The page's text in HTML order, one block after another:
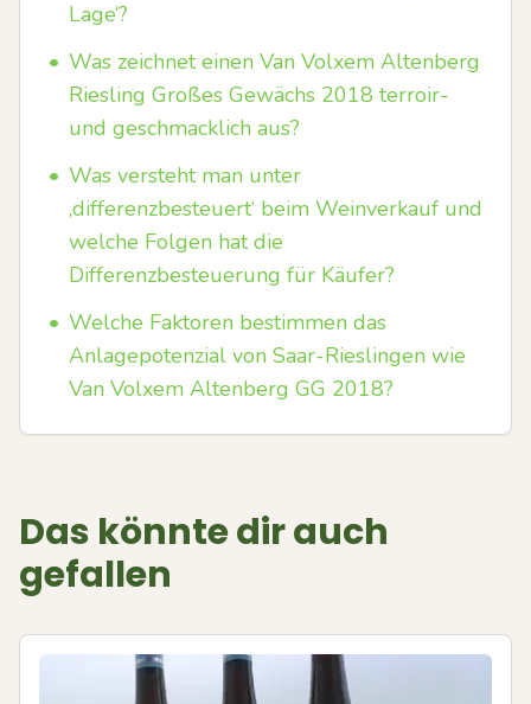
Lage‘?
• Was zeichnet einen Van Volxem Altenberg
Riesling Großes Gewächs 2018 terroir-
und geschmacklich aus?
• Was versteht man unter
‚differenzbesteuert‘ beim Weinverkauf und
welche Folgen hat die
Differenzbesteuerung für Käufer?
• Welche Faktoren bestimmen das
Anlagepotenzial von Saar-Rieslingen wie
Van Volxem Altenberg GG 2018?
Das könnte dir auch
gefallen